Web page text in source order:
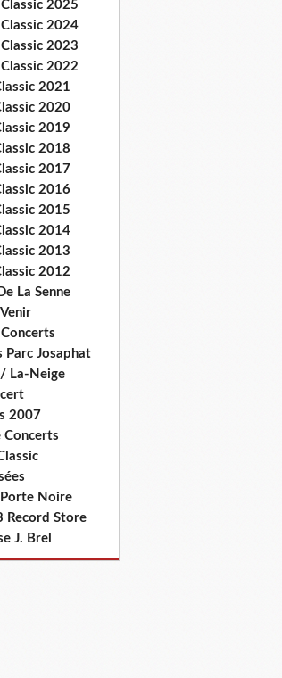
2025
2024
2023
2022
2021
2020
2019
2018
2017
2016
2015
2014
2013
2012
La Senne
Josaphat
La-Neige
2007
Noire
Record Store
J. Brel